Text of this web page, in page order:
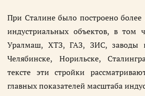
При Сталине было построено
индустриальных объектов, в том
Уралмаш, ХТЗ, ГАЗ, ЗИС, заводы
Челябинске, Норильске,
тексте эти стройки
главных показателей масштаба